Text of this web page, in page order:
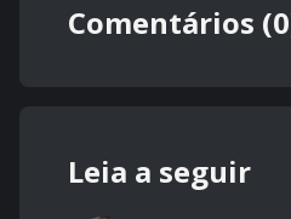
Comentários
Leia a seguir